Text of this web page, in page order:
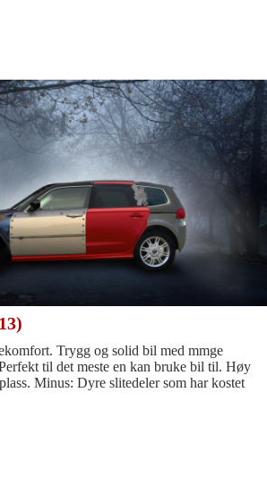
Trygg og solid bil med mmge
til det meste en kan bruke bil til. Høy
Minus: Dyre slitedeler som har kostet